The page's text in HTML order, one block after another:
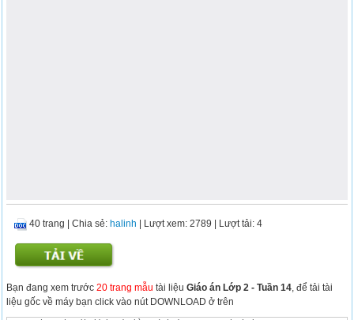
40 trang |Chia sẻ: halinh | Lượt xem: 2789 | Lượt tải: 4
Bạn đang xem trước20 trang mẫu tài liệuGiáo án Lớp 2 - Tuần 14 , để tải tài
liệu gốc về máy bạn click vào nút DOWNLOAD ở trên